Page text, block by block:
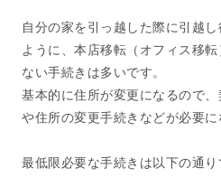
自分の家を引っ越した際に引越
ように、本店移転（オフィス移
ない手続きは多いです。
基本的に住所が変更になるので
や住所の変更手続きなどが必要に
最低限必要な手続きは以下の通り